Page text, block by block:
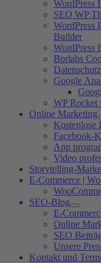
WordPress
SEO WP
WordPress
Builder
WordPress
Borlabs
Google
WP Rocket
Online Marketing
Kostenlose
Facebook-
App
Video
Storytelling-
E-Commerce |
SEO-Blog
E-
Online
SEO
Unsere
Kontakt und